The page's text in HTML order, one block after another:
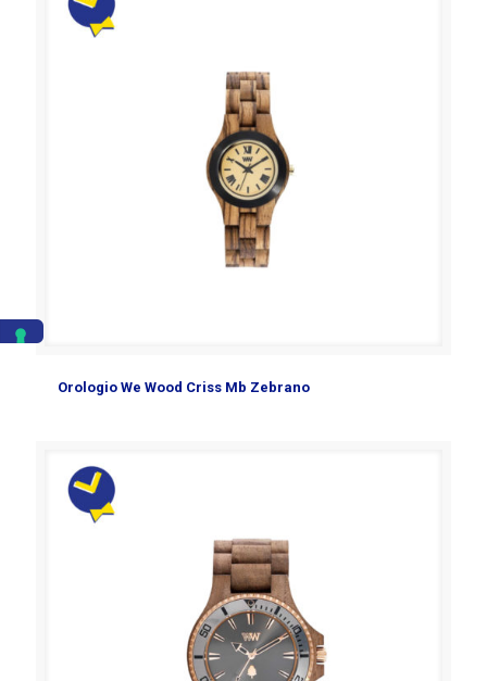
Orologio We Wood Criss Mb Zebrano